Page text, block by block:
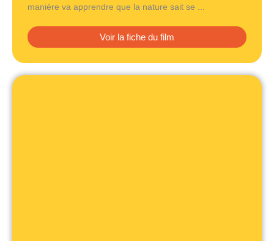
manière va apprendre que la nature sait se ...
Voir la fiche du film